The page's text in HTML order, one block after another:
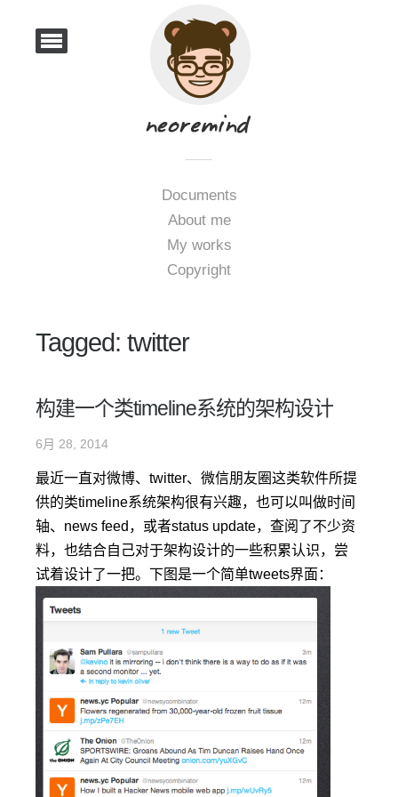
Documents
About me
My works
Copyright
Tagged: twitter
构建一个类timeline系统的架构设计
6月 28, 2014
最近一直对微博、twitter、微信朋友圈这类软件所提
供的类timeline系统架构很有兴趣，也可以叫做时间
轴、news feed，或者status update，查阅了不少资
料，也结合自己对于架构设计的一些积累认识，尝
试着设计了一把。下图是一个简单tweets界面：